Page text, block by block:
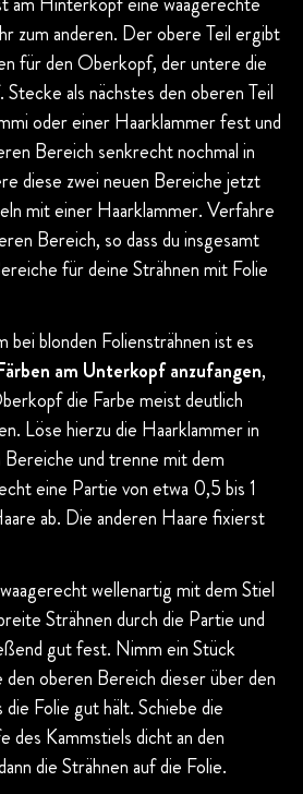
zum anderen. Der obere Teil ergibt
für den Oberkopf, der untere die
als nächstes den oberen Teil
oder einer Haarklammer fest und
Bereich senkrecht nochmal in
diese zwei neuen Bereiche jetzt
mit einer Haarklammer. Verfahre
Bereich, so dass du insgesamt
für deine Strähnen mit Folie
blonden Foliensträhnen ist es
am Unterkopf anzufangen,
die Farbe meist deutlich
Löse hierzu die Haarklammer in
und trenne mit dem
eine Partie von etwa 0,5 bis 1
ab. Die anderen Haare fixierst
wellenartig mit dem Stiel
Strähnen durch die Partie und
gut fest. Nimm ein Stück
oberen Bereich dieser über den
die Folie gut hält. Schiebe die
des Kammstiels dicht an den
die Strähnen auf die Folie.